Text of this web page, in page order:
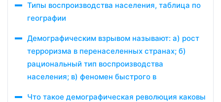
Типы воспроизводства населения, таблица по
географии
Демографическим взрывом называют: а) рост
терроризма в перенаселенных странах; б)
рациональный тип воспроизводства
населения; в) феномен быстрого в
Что такое демографическая революция каковы